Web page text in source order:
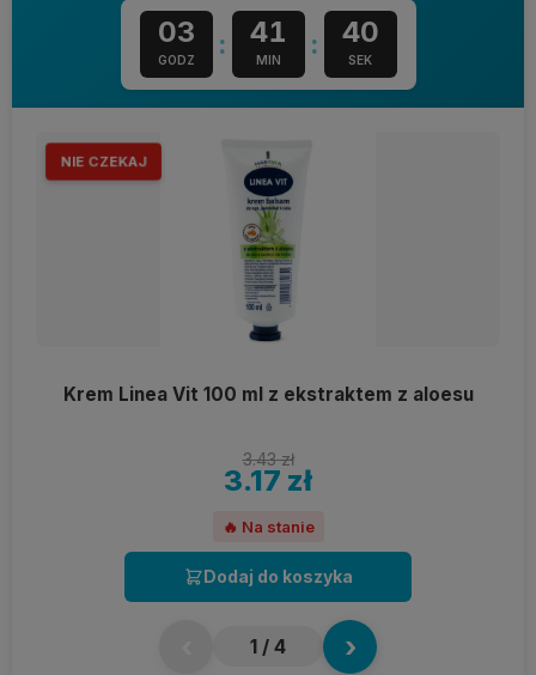
03
GODZ : 41
MIN : 39
SEK
NIE CZEKAJ
Krem Linea Vit 100 ml z ekstraktem z aloesu
3.43 zł
3.17 zł
🔥 Na stanie
Dodaj do koszyka
1 / 4 ›